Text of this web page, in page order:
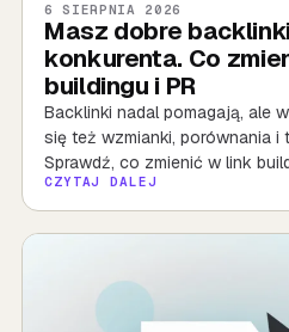
Masz dobre
konkurenta. Co
buildingu i PR
6 SIERPNIA 2026
Backlinki nadal pomagają, ale
się też wzmianki, porównania i
Sprawdź, co zmienić w link
CZYTAJ DALEJ